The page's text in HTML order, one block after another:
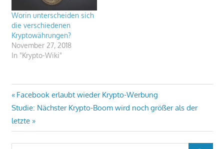
Worin unterscheiden sich
die verschiedenen
Kryptowährungen?
November 27, 2018
In "Krypto-Wiki"
Beitragsnavigation
Vorheriger
Beitrag:
Facebook erlaubt wieder Krypto-Werbung
Nächster
Beitrag:
Studie: Nächster Krypto-Boom wird noch größer als der
letzte